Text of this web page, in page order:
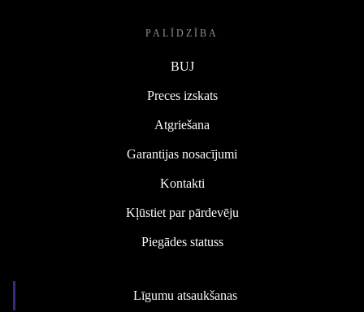
PALĪDZĪBA
BUJ
Preces izskats
Atgriešana
Garantijas nosacījumi
Kontakti
Kļūstiet par pārdevēju
Piegādes statuss
Līgumu atsaukšanas